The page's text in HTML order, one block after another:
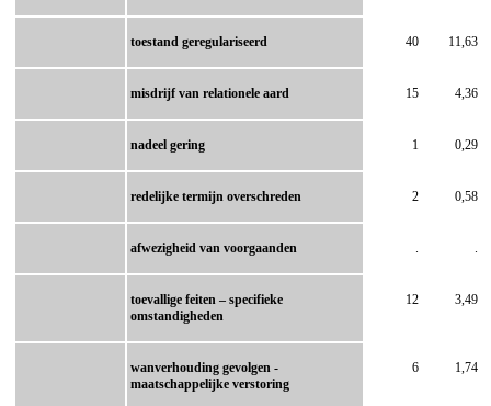
toestand geregulariseerd 40 11,63
misdrijf van relationele aard 15 4,36
nadeel gering 1 0,29
redelijke termijn overschreden 2 0,58
afwezigheid van voorgaanden
toevallige feiten – specifieke
omstandigheden
12 3,49
wanverhouding gevolgen -
maatschappelijke verstoring
6 1,74